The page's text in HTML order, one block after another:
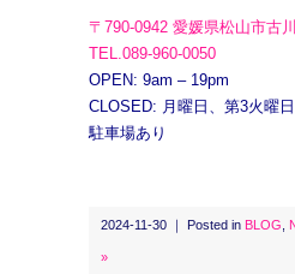
〒790-0942 愛媛県松山市古
TEL.089-960-0050
OPEN: 9am – 19pm
CLOSED: 月曜日、第3火曜日
駐車場あり
2024-11-30 ｜ Posted in BLOG
»